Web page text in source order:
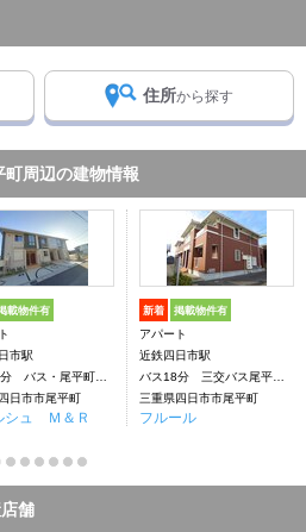
住所から探す
周辺の建物情報
載物件有
市駅
ス・尾平町西下車：停歩4分
日市市尾平町
シュ Ｍ＆Ｒ
新着 掲載物件有
アパート
近鉄四日市駅
バス18分 三交バス尾平町西下車：停歩2分
三重県四日市市尾平町
フルール
舗